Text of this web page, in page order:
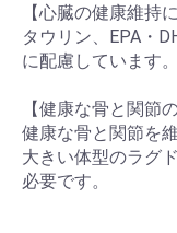
【心臓の健康維持
タウリン、EPA・
に配慮しています。
【健康な骨と関節
健康な骨と関節を
大きい体型のラグ
必要です。